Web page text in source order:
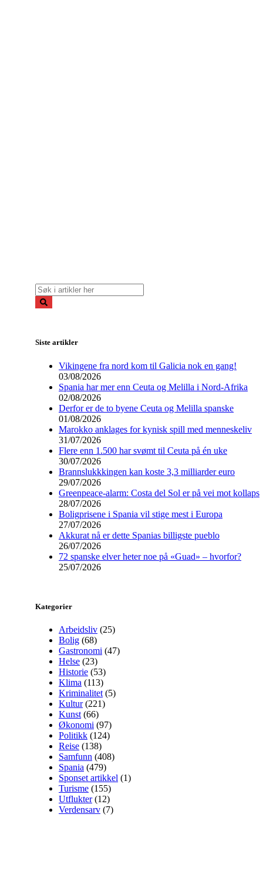
Siste artikler
Vikingene fra nord kom til Galicia nok en gang!
03/08/2026
Spania har mer enn Ceuta og Melilla i Nord-Afrika
02/08/2026
Derfor er de to byene Ceuta og Melilla spanske
01/08/2026
Marokko anklages for kynisk spill med menneskeliv
31/07/2026
Flere enn 1.500 har svømt til Ceuta på én uke
30/07/2026
Brannslukkkingen kan koste 3,3 milliarder euro
29/07/2026
Greenpeace-alarm: Costa del Sol er på vei mot kollaps
28/07/2026
Boligprisene i Spania vil stige mest i Europa
27/07/2026
Akkurat nå er dette Spanias billigste pueblo
26/07/2026
72 spanske elver heter noe på «Guad» – hvorfor?
25/07/2026
Kategorier
Arbeidsliv (25)
Bolig (68)
Gastronomi (47)
Helse (23)
Historie (53)
Klima (113)
Kriminalitet (5)
Kultur(221)
Kunst (66)
Økonomi (97)
Politikk (124)
Reise (138)
Samfunn (408)
Spania (479)
Sponset artikkel (1)
Turisme (155)
Utflukter(12)
Verdensarv (7)